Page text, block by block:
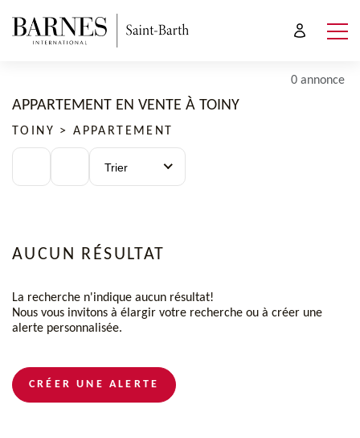
0 annonce
APPARTEMENT EN VENTE À TOINY
TOINY > APPARTEMENT
Trier
AUCUN RÉSULTAT
La recherche n'indique aucun résultat!
Nous vous invitons à élargir votre recherche ou à créer une
alerte personnalisée.
CRÉER UNE ALERTE